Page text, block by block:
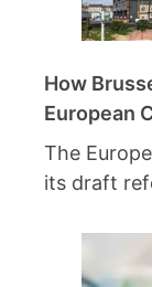
How
European
The
its draft